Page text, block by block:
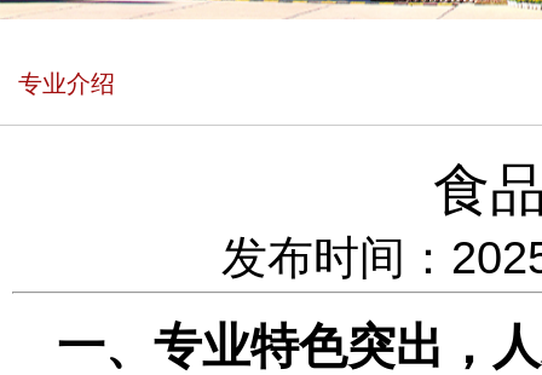
专业介绍
食
发布时间：
一、专业特色突出，